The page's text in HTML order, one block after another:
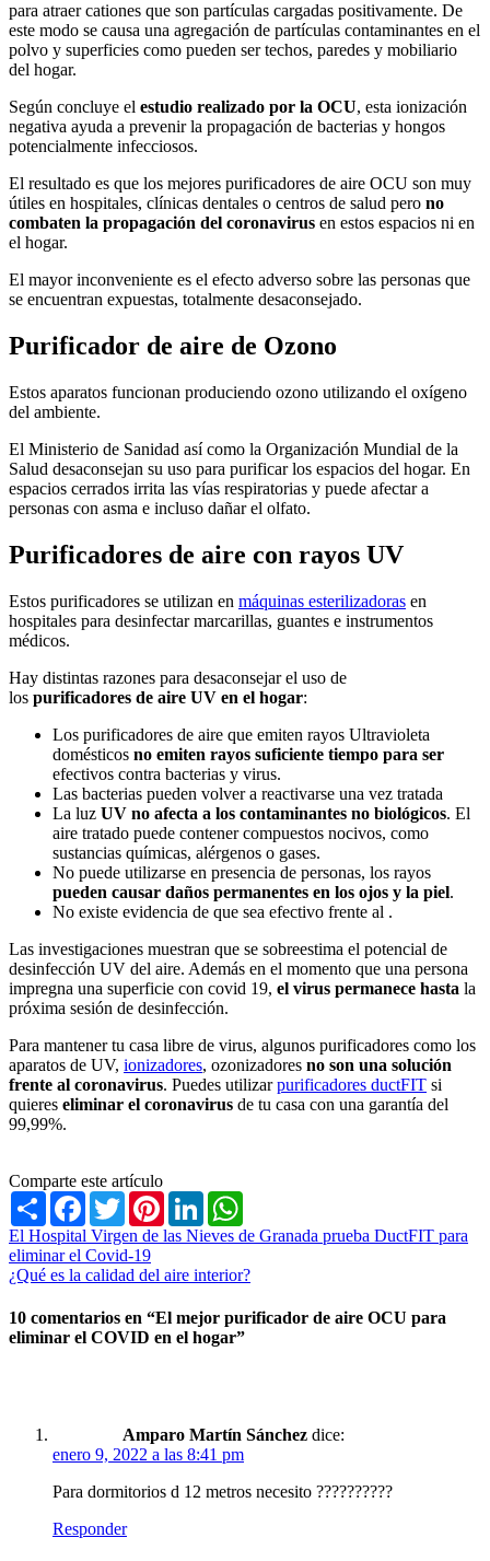
para atraer cationes que son partículas cargadas positivamente. De
este modo se causa una agregación de partículas contaminantes en el
polvo y superficies como pueden ser techos, paredes y mobiliario
del hogar.
Según concluye el estudio realizado por la OCU, esta ionización
negativa ayuda a prevenir la propagación de bacterias y hongos
potencialmente infecciosos.
El resultado es que los mejores purificadores de aire OCU son muy
útiles en hospitales, clínicas dentales o centros de salud pero no
combaten la propagación del coronavirus en estos espacios ni en
el hogar.
El mayor inconveniente es el efecto adverso sobre las personas que
se encuentran expuestas, totalmente desaconsejado.
Purificador de aire de Ozono
Estos aparatos funcionan produciendo ozono utilizando el oxígeno
del ambiente.
El Ministerio de Sanidad así como la Organización Mundial de la
Salud desaconsejan su uso para purificar los espacios del hogar. En
espacios cerrados irrita las vías respiratorias y puede afectar a
personas con asma e incluso dañar el olfato.
Purificadores de aire con rayos UV
Estos purificadores se utilizan en máquinas esterilizadoras en
hospitales para desinfectar marcarillas, guantes e instrumentos
médicos.
Hay distintas razones para desaconsejar el uso de
los purificadores de aire UV en el hogar:
Los purificadores de aire que emiten rayos Ultravioleta
domésticos no emiten rayos suficiente tiempo para ser
efectivos contra bacterias y virus.
Las bacterias pueden volver a reactivarse una vez tratada
La luz UV no afecta a los contaminantes no biológicos. El
aire tratado puede contener compuestos nocivos, como
sustancias químicas, alérgenos o gases.
No puede utilizarse en presencia de personas, los rayos
pueden causar daños permanentes en los ojos y la piel.
No existe evidencia de que sea efectivo frente al .
Las investigaciones muestran que se sobreestima el potencial de
desinfección UV del aire. Además en el momento que una persona
impregna una superficie con covid 19, el virus permanece hasta la
próxima sesión de desinfección.
Para mantener tu casa libre de virus, algunos purificadores como los
aparatos de UV, ionizadores, ozonizadores no son una solución
frente al coronavirus. Puedes utilizarpurificadores ductFIT si
quieres eliminar el coronavirus de tu casa con una garantía del
99,99%.
Comparte este artículo
Share Facebook
TwitterPinterestLinkedIn
Navegación
de
El Hospital Virgen de las Nieves de Granada prueba DuctFIT para
eliminar el Covid-19
¿Qué es la calidad del aire interior?
10 comentarios en “El mejor purificador de aire OCU para
eliminar el COVID en el hogar”
Amparo Martín Sánchez dice:
enero 9, 2022 a las 8:41 pm
Para dormitorios d 12 metros necesito ??????????
Responder